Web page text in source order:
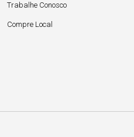
Trabalhe Conosco
Compre Local